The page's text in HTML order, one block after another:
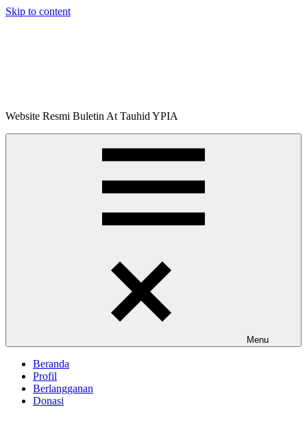
Skip to content
Buletin
Website Resmi Buletin At Tauhid YPIA
Menu
Beranda
Profil
Berlangganan
Donasi